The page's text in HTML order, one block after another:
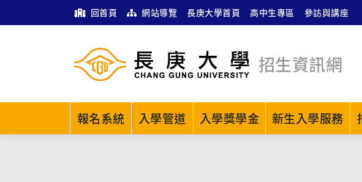
回首頁 網站導覽 長庚大學首頁 高中生專區 參訪與講座
招生資訊網
報名系統 入學管道 入學獎學金 新生入學服務